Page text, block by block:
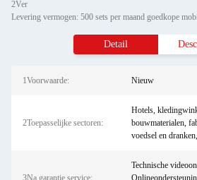
2Ver
Levering vermogen: 500 sets per maand goedkope
Detail
1Voorwaarde: Nieuw
2Toepasselijke sectoren:
Hotels,
bouwmaterialen,
voedsel en
3Na garantie service:
Technische